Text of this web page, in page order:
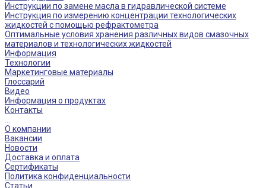
Инструкции по замене масла в гидравлической системе
Инструкция по измерению концентрации технологических
жидкостей с помощью рефрактометра
Оптимальные условия хранения различных видов смазочных
материалов и технологических жидкостей
Информация
Технологии
Маркетинговые материалы
Глоссарий
Видео
Информация о продуктах
Контакты
О компании
Вакансии
Новости
Доставка и оплата
Сертификаты
Политика конфиденциальности
Статьи